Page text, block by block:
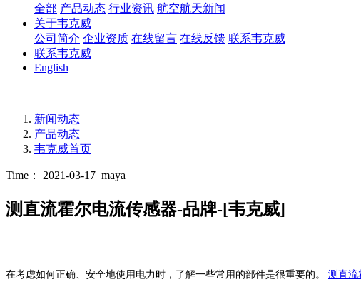
全部 产品动态 行业资讯 航空航天新闻
关于韦克威
公司简介 企业资质 在线留言 在线反馈 联系韦克威
联系韦克威
English
新闻动态
产品动态
韦克威首页
Time： 2021-03-17 maya
测直流霍尔电流传感器-品牌-[韦克威]
在考虑如何正确、安全地使用电力时，了解一些常用的部件是很重要的。 测直流